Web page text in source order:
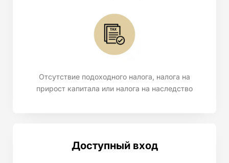
Отсутствие подоходного налога, налога на
прирост капитала или налога на наследство
Доступный вход